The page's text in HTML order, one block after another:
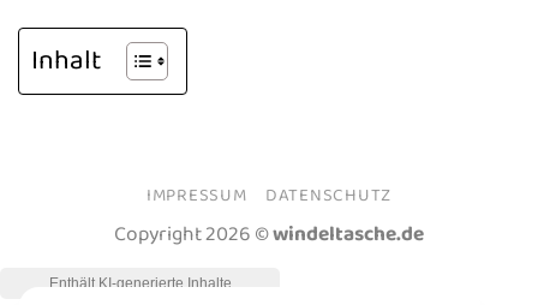
Inhalt
IMPRESSUM DATENSCHUTZ
Copyright 2026 ©windeltasche.de